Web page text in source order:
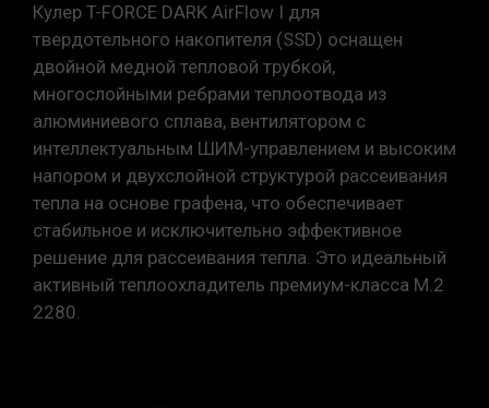
Кулер T-FORCE DARK AirFlow I для
твердотельного накопителя (SSD) оснащен
двойной медной тепловой трубкой,
многослойными ребрами теплоотвода из
алюминиевого сплава, вентилятором с
интеллектуальным ШИМ-управлением и высоким
напором и двухслойной структурой рассеивания
тепла на основе графена, что обеспечивает
стабильное и исключительно эффективное
решение для рассеивания тепла. Это идеальный
активный теплоохладитель премиум-класса M.2
2280.